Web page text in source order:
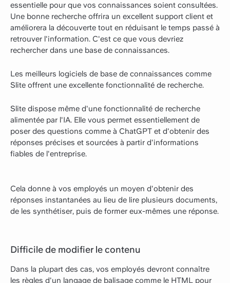
essentielle pour que vos connaissances soient consultées.
Une bonne recherche offrira un excellent support client et
améliorera la découverte tout en réduisant le temps passé à
retrouver l'information. C'est ce que vous devriez
rechercher dans une base de connaissances.
Les meilleurs logiciels de base de connaissances comme
Slite offrent une excellente fonctionnalité de recherche.
Slite dispose même d'une fonctionnalité de recherche
alimentée par l'IA. Elle vous permet essentiellement de
poser des questions comme à ChatGPT et d'obtenir des
réponses précises et sourcées à partir d'informations
fiables de l'entreprise.
Cela donne à vos employés un moyen d'obtenir des
réponses instantanées au lieu de lire plusieurs documents,
de les synthétiser, puis de former eux-mêmes une réponse.
Difficile de modifier le contenu
Dans la plupart des cas, vos employés devront connaître
les règles d'un langage de balisage comme le HTML pour